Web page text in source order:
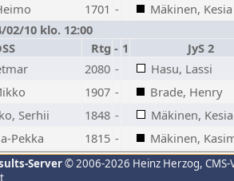
1701 -
Mäkinen, Kesia
10 klo. 12:00
Rtg - 1
JyS 2
2080 -
Hasu, Lassi
1907 -
Brade, Henry
Serhii 1848 -
Mäkinen, Kesia
Pekka 1815 - Mäkinen,
Server© 2006-2026 Heinz Herzog,